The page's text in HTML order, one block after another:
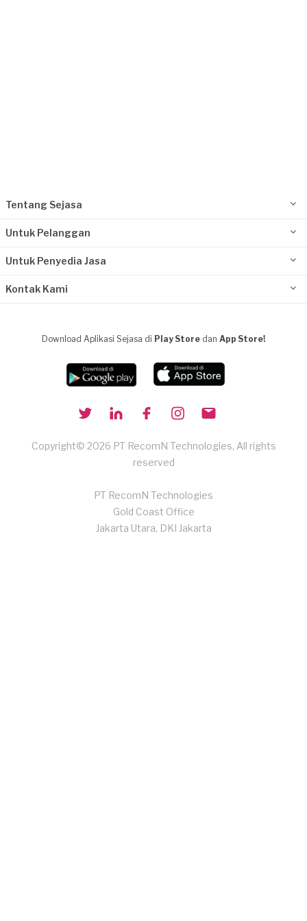
Tentang Sejasa
Untuk Pelanggan
Untuk Penyedia Jasa
Kontak Kami
Download Aplikasi Sejasa di Play Store dan App Store!
Copyright© 2026 PT RecomN Technologies, All rights
reserved
PT RecomN Technologies
Gold Coast Office
Jakarta Utara, DKI Jakarta